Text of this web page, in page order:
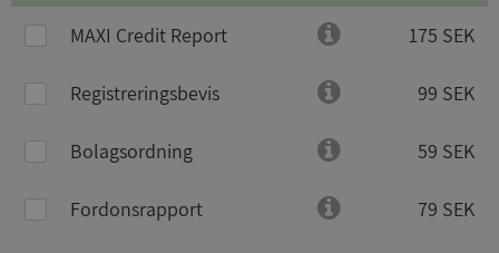
MAXI Credit Report 175 SEK
Registreringsbevis 99 SEK
Bolagsordning 59 SEK
Fordonsrapport 79 SEK